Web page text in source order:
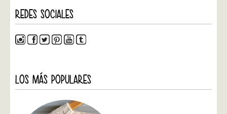
REDES SOCIALES
LOS MÁS POPULARES